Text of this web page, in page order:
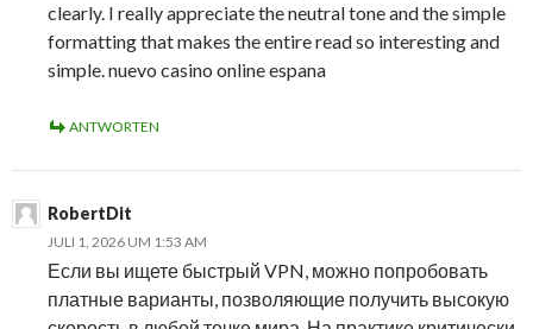
clearly. I really appreciate the neutral tone and the simple
formatting that makes the entire read so interesting and
simple. nuevo casino online espana
ANTWORTEN
RobertDit
JULI 1, 2026 UM 1:53 AM
Если вы ищете быстрый VPN, можно попробовать
платные варианты, позволяющие получить высокую